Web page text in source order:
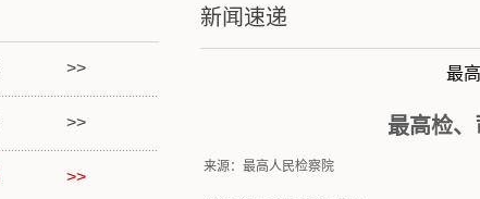
新闻速递
最
最高检、
来源：最高人民检察院